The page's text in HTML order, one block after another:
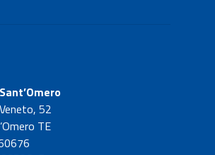
52
TE